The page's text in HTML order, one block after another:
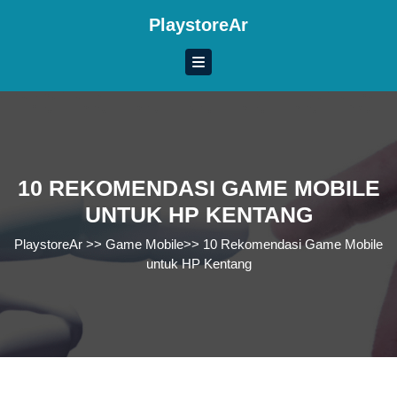
PlaystoreAr
10 REKOMENDASI GAME MOBILE
UNTUK HP KENTANG
PlaystoreAr >> Game Mobile>> 10 Rekomendasi Game Mobile
untuk HP Kentang